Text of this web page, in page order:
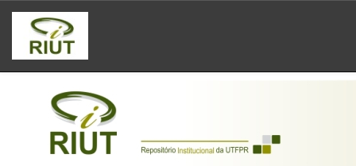
Skip
navigation